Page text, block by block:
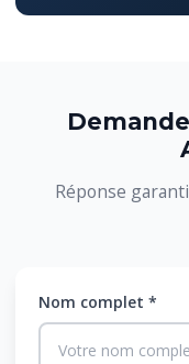
Réponse
Nom complet *